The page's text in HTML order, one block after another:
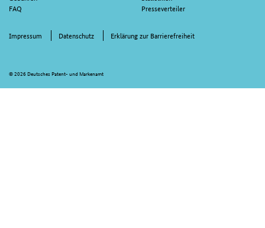
FAQ
Presseverteiler
Impressum Datenschutz Erklärung zur Barrierefreiheit
© 2026 Deutsches Patent- und Markenamt